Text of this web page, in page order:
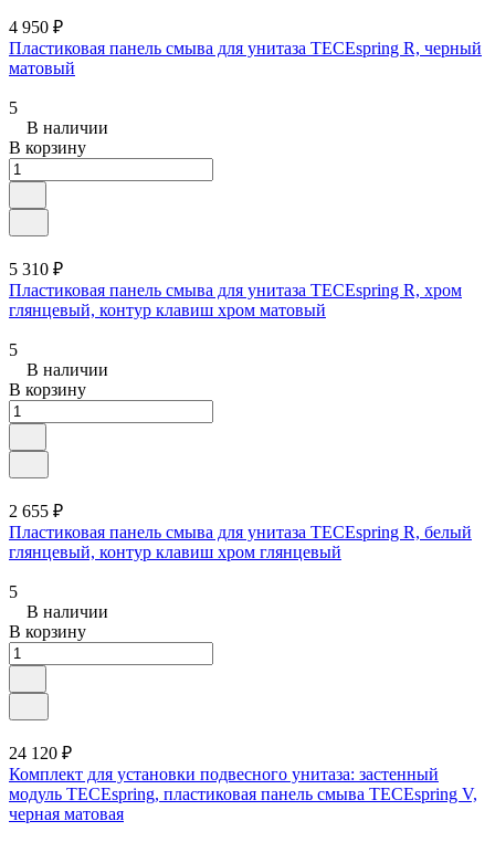
4 950 ₽
Пластиковая панель смыва для унитаза TECEspring R, черный
матовый
5
В наличии
В корзину
5 310 ₽
Пластиковая панель смыва для унитаза TECEspring R, хром
глянцевый, контур клавиш хром матовый
5
В наличии
В корзину
2 655 ₽
Пластиковая панель смыва для унитаза TECEspring R, белый
глянцевый, контур клавиш хром глянцевый
5
В наличии
В корзину
24 120 ₽
Комплект для установки подвесного унитаза: застенный
модуль TECEspring, пластиковая панель смыва TECEspring V,
черная матовая